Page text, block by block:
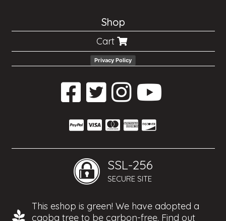
Shop
Cart
Privacy Policy
SSL-256
SECURE SITE
This eshop is green! We have adopted a
caoba tree to be carbon-free. Find out